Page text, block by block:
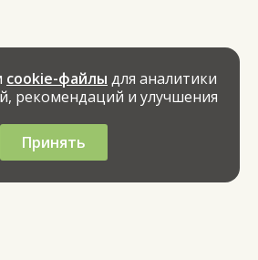
cookie-файлы для аналитики
рекомендаций и улучшения
Принять